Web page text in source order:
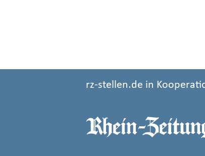
rz-stellen.de in